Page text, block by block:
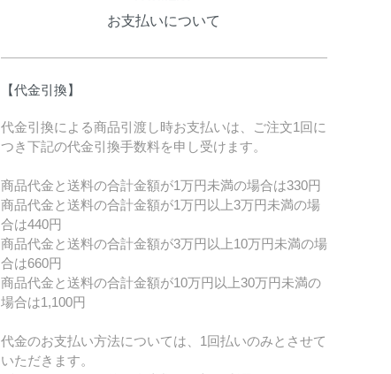
お支払いについて
【代金引換】
代金引換による商品引渡し時お支払いは、ご注文1回に
つき下記の代金引換手数料を申し受けます。
商品代金と送料の合計金額が1万円未満の場合は330円
商品代金と送料の合計金額が1万円以上3万円未満の場
合は440円
商品代金と送料の合計金額が3万円以上10万円未満の場
合は660円
商品代金と送料の合計金額が10万円以上30万円未満の
場合は1,100円
代金のお支払い方法については、1回払いのみとさせて
いただきます。